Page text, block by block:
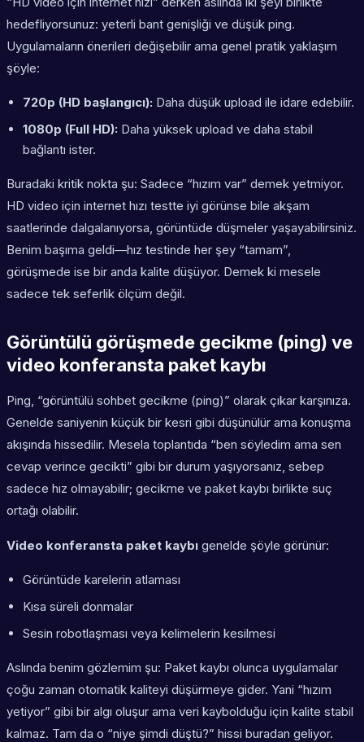
hedefliyorsunuz: yeterli bant genişliği ve düşük ping.
Uygulamaların önerileri değişebilir ama genel pratik yaklaşım
şöyle:
720p (HD başlangıcı): Daha düşük upload ile idare edebilir.
1080p (Full HD): Daha yüksek upload ve daha stabil
bağlantı ister.
Buradaki kritik nokta şu: Sadece “hızım var” demek yetmiyor.
HD video için internet hızı testte iyi görünse bile akşam
saatlerinde dalgalanıyorsa, görüntüde düşmeler yaşayabilirsiniz.
Benim başıma geldi—hız testinde her şey “tamam”,
görüşmede ise bir anda kalite düşüyor. Demek ki mesele
sadece tek seferlik ölçüm değil.
Görüntülü görüşmede gecikme (ping) ve
video konferansta paket kaybı
Ping, “görüntülü sohbet gecikme (ping)” olarak çıkar karşınıza.
Genelde saniyenin küçük bir kesri gibi düşünülür ama konuşma
akışında hissedilir. Mesela toplantıda “ben söyledim ama sen
cevap verince gecikti” gibi bir durum yaşıyorsanız, sebep
sadece hız olmayabilir; gecikme ve paket kaybı birlikte suç
ortağı olabilir.
Video konferansta paket kaybı genelde şöyle görünür:
Görüntüde karelerin atlaması
Kısa süreli donmalar
Sesin robotlaşması veya kelimelerin kesilmesi
Aslında benim gözlemim şu: Paket kaybı olunca uygulamalar
çoğu zaman otomatik kaliteyi düşürmeye gider. Yani “hızım
yetiyor” gibi bir algı oluşur ama veri kaybolduğu için kalite stabil
kalmaz. Tam da o “niye şimdi düştü?” hissi buradan geliyor.